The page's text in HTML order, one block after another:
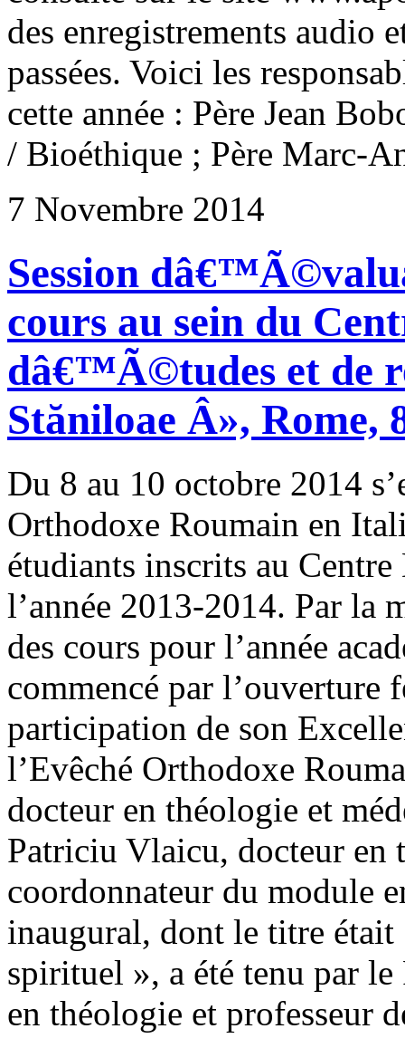
des enregistrements audio
passées. Voici les
cette année : Père Jean
/ Bioéthique ; Père Marc-
7 Novembre 2014
Session
cours au sein du
dâ€™Ã©tudes et de
Stăniloae Â», Rome,
Du 8 au 10 octobre 2014
Orthodoxe Roumain en
étudiants inscrits au
l’année 2013-2014. Par la
des cours pour l’année
commencé par l’ouverture
participation de son
l’Evêché Orthodoxe
docteur en théologie et
Patriciu Vlaicu, docteur en
coordonnateur du module
inaugural, dont le titre était
spirituel », a été tenu par
en théologie et professeur